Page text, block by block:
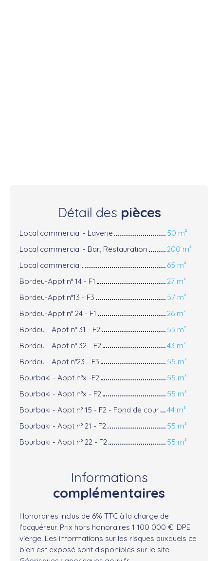
Détail des pièces
Local commercial - Laverie
50 m²
Local commercial - Bar, Restauration
200 m²
Local commercial
65 m²
Bordeu-Appt n° 14 - F1
27 m²
Bordeu-Appt n°13 - F3
57 m²
Bordeu-Appt n° 24 - F1
26 m²
Bordeu - Appt n° 31 - F2
53 m²
Bordeu - Appt n° 32 - F2
43 m²
Bordeu - Appt n°23 - F3
55 m²
Bourbaki - Appt n°x -F2
55 m²
Bourbaki - Appt n°x - F2
55 m²
Bourbaki - Appt n° 15 - F2 - Fond de cour
44 m²
Bourbaki - Appt n° 21 - F2
55 m²
Bourbaki - Appt n° 22 - F2
55 m²
Informations
complémentaires
Honoraires inclus de 6% TTC à la charge de
l'acquéreur. Prix hors honoraires 1 100 000 €. DPE
vierge. Les informations sur les risques auxquels ce
bien est exposé sont disponibles sur le site